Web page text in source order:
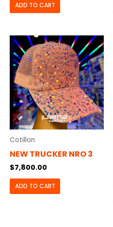
ADD TO CART
Cotillon
NEW TRUCKER NRO 3
$7,800.00
ADD TO CART